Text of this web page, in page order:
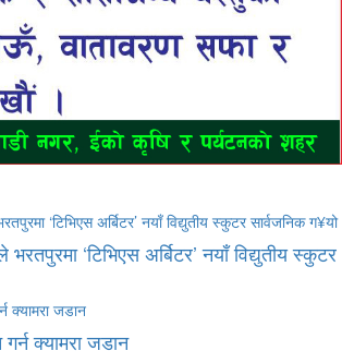
‘टिभिएस अर्बिटर’ नयाँ विद्युतीय स्कुटर
क्यामरा जडान